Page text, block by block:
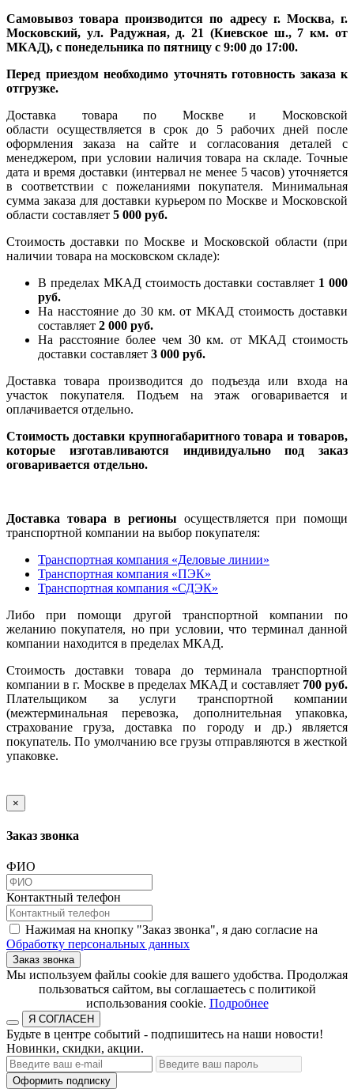
Самовывоз товара производится по адресу г. Москва, г.
Московский, ул. Радужная, д. 21 (Киевское ш., 7 км. от
МКАД), с понедельника по пятницу с 9:00 до 17:00.
Перед приездом необходимо уточнять готовность заказа к
отгрузке.
Доставка товара по Москве и Московской
области осуществляется в срок до 5 рабочих дней после
оформления заказа на сайте и согласования деталей с
менеджером, при условии наличия товара на складе. Точные
дата и время доставки (интервал не менее 5 часов) уточняется
в соответствии с пожеланиями покупателя. Минимальная
сумма заказа для доставки курьером по Москве и Московской
области составляет 5 000 руб.
Стоимость доставки по Москве и Московской области (при
наличии товара на московском складе):
В пределах МКАД стоимость доставки составляет 1 000
руб.
На насcтояние до 30 км. от МКАД стоимость доставки
составляет 2 000 руб.
На расстояние более чем 30 км. от МКАД стоимость
доставки составляет 3 000 руб.
Доставка товара производится до подъезда или входа на
участок покупателя. Подъем на этаж оговаривается и
оплачивается отдельно.
Стоимость доставки крупногабаритного товара и товаров,
которые изготавливаются индивидуально под заказ
оговаривается отдельно.
Доставка товара в регионы осуществляется при помощи
транспортной компании на выбор покупателя:
Транспортная компания «Деловые линии»
Транспортная компания «ПЭК»
Транспортная компания «СДЭК»
Либо при помощи другой транспортной компании по
желанию покупателя, но при условии, что терминал данной
компании находится в пределах МКАД.
Стоимость доставки товара до терминала транспортной
компании в г. Москве в пределах МКАД и составляет 700 руб.
Плательщиком за услуги транспортной компании
(межтерминальная перевозка, дополнительная упаковка,
страхование груза, доставка по городу и др.) является
покупатель. По умолчанию все грузы отправляются в жесткой
упаковке.
×
Заказ звонка
ФИО
Контактный телефон
Нажимая на кнопку "Заказ звонка", я даю согласие на
Обработку персональных данных
Заказ звонка
​​​​​​​Мы используем файлы cookie для вашего удобства. Продолжая
пользоваться сайтом, вы соглашаетесь с политикой
использования cookie.​​​​​​​ Подробнее
Я СОГЛАСЕН
Будьте в центре событий - подпишитесь на наши новости!
Новинки, скидки, акции.
Оформить подписку